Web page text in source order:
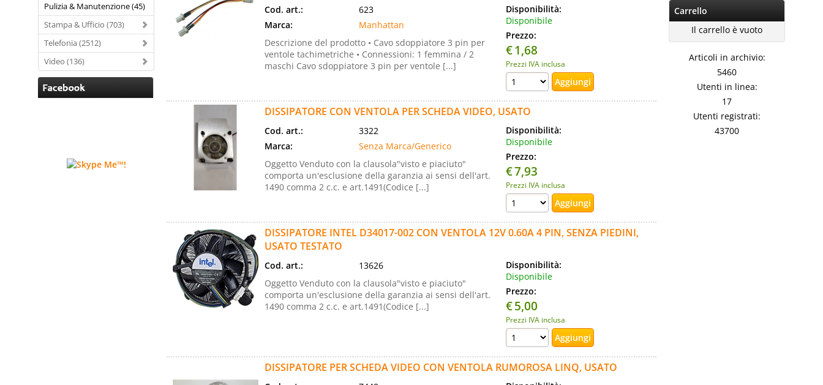
Pulizia & Manutenzione (45)
Stampa & Ufficio (703)
Telefonia (2512)
Video (136)
Cod. art.:
623
Marca:
Manhattan
Descrizione del prodotto • Cavo sdoppiatore 3 pin per
ventole tachimetriche • Connessioni: 1 femmina / 2
maschi Cavo sdoppiatore 3 pin per ventole [...]
Disponibilità:
Disponibile
Prezzo:
€1,68
Prezzi IVA inclusa
DISSIPATORE CON VENTOLA PER SCHEDA VIDEO, USATO
Cod. art.:
3322
Marca:
Senza Marca/Generico
Oggetto Venduto con la clausola"visto e piaciuto"
comporta un'esclusione della garanzia ai sensi dell'art.
1490 comma 2 c.c. e art.1491(Codice [...]
Disponibilità:
Disponibile
Prezzo:
€7,93
Prezzi IVA inclusa
DISSIPATORE INTEL D34017-002 CON VENTOLA 12V 0.60A 4 PIN, SENZA PIEDINI,
USATO TESTATO
Cod. art.:
13626
Oggetto Venduto con la clausola"visto e piaciuto"
comporta un'esclusione della garanzia ai sensi dell'art.
1490 comma 2 c.c. e art.1491(Codice [...]
Disponibilità:
Disponibile
Prezzo:
€5,00
Prezzi IVA inclusa
DISSIPATORE PER SCHEDA VIDEO CON VENTOLA RUMOROSA LINQ, USATO
Carrello
Il carrello è vuoto
Articoli in archivio:
5460
Utenti in linea:
17
Utenti registrati:
43700